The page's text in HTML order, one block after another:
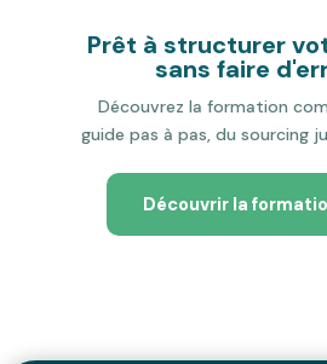
Prêt à structurer
sans faire
Découvrez la formation
guide pas à pas, du sourcing
Découvrir la